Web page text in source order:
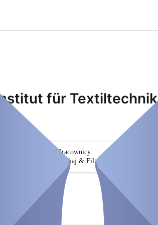
für Textiltechnik
Pracownicy
Szukaj & Filtr